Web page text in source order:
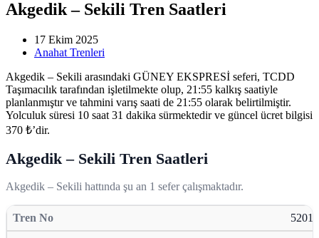
Akgedik – Sekili Tren Saatleri
17 Ekim 2025
Anahat Trenleri
Akgedik – Sekili arasındaki GÜNEY EKSPRESİ seferi, TCDD
Taşımacılık tarafından işletilmekte olup, 21:55 kalkış saatiyle
planlanmıştır ve tahmini varış saati de 21:55 olarak belirtilmiştir.
Yolculuk süresi 10 saat 31 dakika sürmektedir ve güncel ücret bilgisi
370 ₺’dir.
Akgedik – Sekili Tren Saatleri
Akgedik – Sekili hattında şu an 1 sefer çalışmaktadır.
52013